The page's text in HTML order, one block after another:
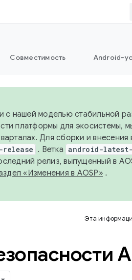
Совместимость Android-
с нашей моделью стабильной
платформы для экосистемы,
Для сборки и внесения
. Ветка android-
релиз, выпущенный в
«Изменения в AOSP» .
Эта